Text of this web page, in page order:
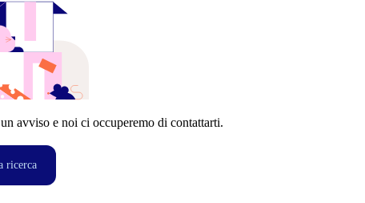
avviso e noi ci occuperemo di contattarti.
ricerca